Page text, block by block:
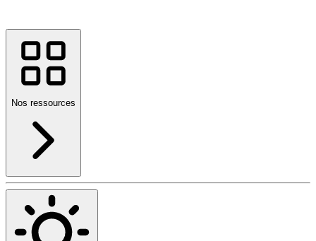
Nos ressources